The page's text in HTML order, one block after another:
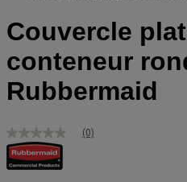
Couvercle
conteneur
Rubbermaid
Aucune
valeur
de
(0)